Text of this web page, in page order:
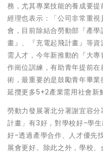
務，尤其專業技能的養成要
經理也表示：「公司非常重
會，目前除結合勞動部『產
畫』、『充電起飛計畫』等
需人才，今年新推動的『大
作崗位訓練，有助青年提前
術，最重要的是鼓勵青年畢
延攬更多5+2產業需用社會新
勞動力發展署北分署謝宜容
計畫」有3好，對學校好-學
好-透過產學合作、人才優先
展會更好。除此之外，學校